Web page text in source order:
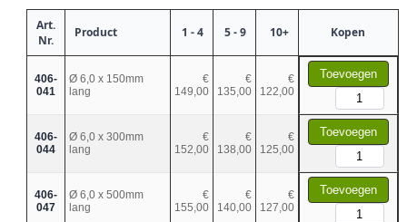
Art.
Nr.
Product 1 - 4 5 - 9 10+ Kopen
406-
041
Ø 6,0 x 150mm
lang
€
149,00
€
135,00
€
122,00
Toevoegen
406-
044
Ø 6,0 x 300mm
lang
€
152,00
€
138,00
€
125,00
Toevoegen
406-
047
Ø 6,0 x 500mm
lang
€
155,00
€
140,00
€
127,00
Toevoegen